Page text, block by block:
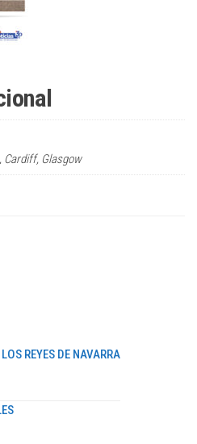
Cardiff, Glasgow
REYES DE NAVARRA